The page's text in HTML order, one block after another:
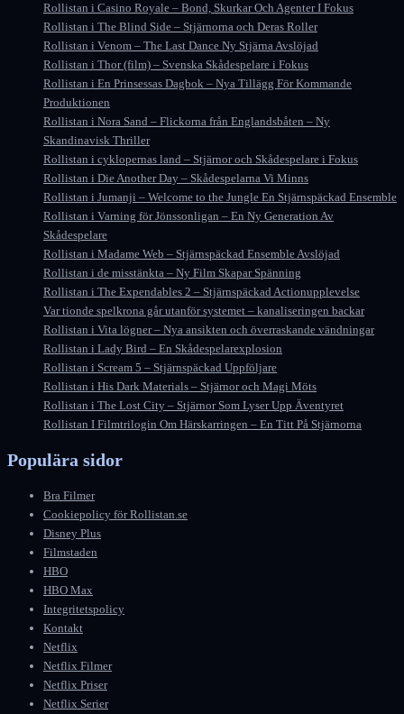
Rollistan i Casino Royale – Bond, Skurkar Och Agenter I Fokus
Rollistan i The Blind Side – Stjärnorna och Deras Roller
Rollistan i Venom – The Last Dance Ny Stjärna Avslöjad
Rollistan i Thor (film) – Svenska Skådespelare i Fokus
Rollistan i En Prinsessas Dagbok – Nya Tillägg För Kommande
Produktionen
Rollistan i Nora Sand – Flickorna från Englandsbåten – Ny
Skandinavisk Thriller
Rollistan i cyklopernas land – Stjärnor och Skådespelare i Fokus
Rollistan i Die Another Day – Skådespelarna Vi Minns
Rollistan i Jumanji – Welcome to the Jungle En Stjärnspäckad Ensemble
Rollistan i Varning för Jönssonligan – En Ny Generation Av
Skådespelare
Rollistan i Madame Web – Stjärnspäckad Ensemble Avslöjad
Rollistan i de misstänkta – Ny Film Skapar Spänning
Rollistan i The Expendables 2 – Stjärnspäckad Actionupplevelse
Var tionde spelkrona går utanför systemet – kanaliseringen backar
Rollistan i Vita lögner – Nya ansikten och överraskande vändningar
Rollistan i Lady Bird – En Skådespelarexplosion
Rollistan i Scream 5 – Stjärnspäckad Uppföljare
Rollistan i His Dark Materials – Stjärnor och Magi Möts
Rollistan i The Lost City – Stjärnor Som Lyser Upp Äventyret
Rollistan I Filmtrilogin Om Härskarringen – En Titt På Stjärnorna
Populära sidor
Bra Filmer
Cookiepolicy för Rollistan.se
Disney Plus
Filmstaden
HBO
HBO Max
Integritetspolicy
Kontakt
Netflix
Netflix Filmer
Netflix Priser
Netflix Serier